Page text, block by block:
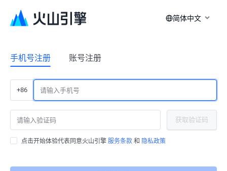
简体中文
手机号注册 账号注册
+86
获取验证码
点击开始体验代表同意火山引擎 服务条款 和 隐私政策